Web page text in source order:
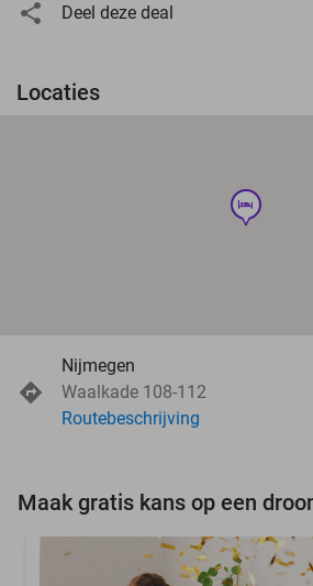
Deel deze deal
Locaties
hotel
Nijmegen
Waalkade 108-112
Routebeschrijving